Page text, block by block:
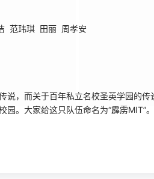
范玮琪 田丽 周孝安
，而关于百年私立名校圣英学园的传
园。大家给这只队伍命名为“霹雳MIT”